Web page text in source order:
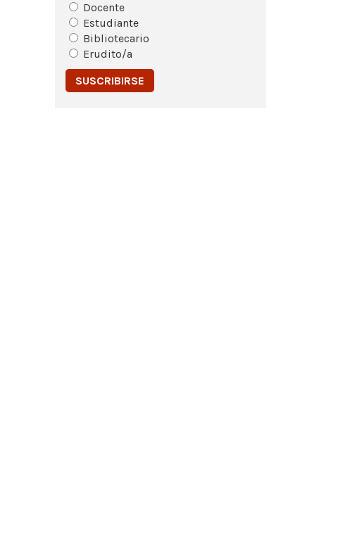
Docente
Estudiante
Bibliotecario
Erudito/a